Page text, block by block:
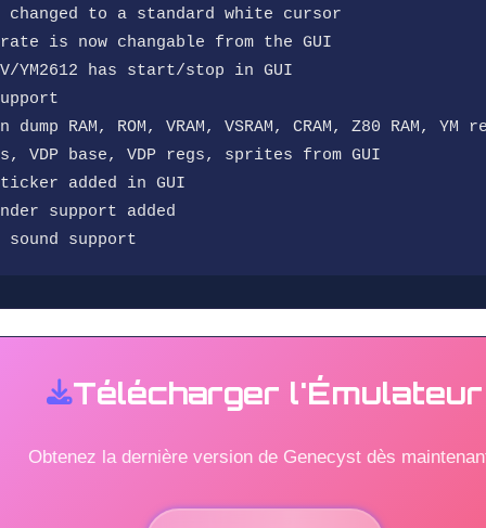
changed to a standard white cursor
is now changable from the GUI
YM2612 has start/stop in GUI
dump RAM, ROM, VRAM, VSRAM, CRAM, Z80 RAM, YM
VDP base, VDP regs, sprites from GUI
ticker added in GUI
support added
sound support
Télécharger l'Émulateur
Obtenez la dernière version de Genecyst dès